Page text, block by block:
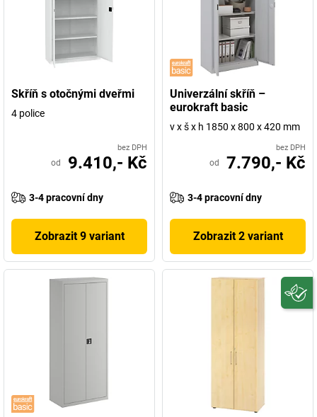
Skříň s otočnými dveřmi
4 police
bez DPH
od 9.410,- Kč
3-4 pracovní dny
Zobrazit 9 variant
Univerzální skříň –
eurokraft basic
v x š x h 1850 x 800 x 420 mm
bez DPH
od 7.790,- Kč
3-4 pracovní dny
Zobrazit 2 variant